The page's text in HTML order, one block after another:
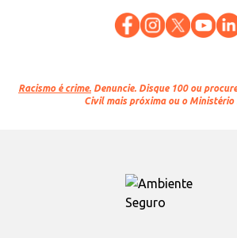
Racismo é crime. Denuncie. Disque 100 ou
Civil mais próxima ou o Ministério